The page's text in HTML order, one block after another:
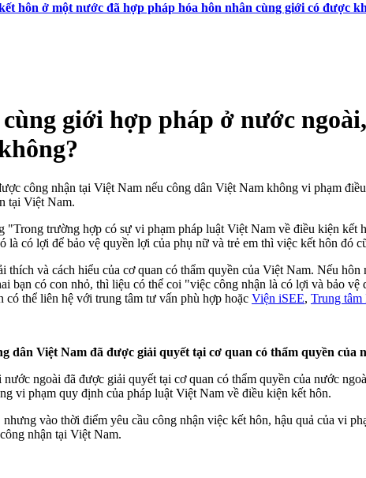
hôn ở một nước đã hợp pháp hóa hôn nhân cùng giới có được
giới hợp pháp ở nước
công nhận tại Việt Nam nếu công dân Việt Nam không vi phạm
tại Việt Nam.
trường hợp có sự vi phạm pháp luật Việt Nam về điều kiện kết
là có lợi để bảo vệ quyền lợi của phụ nữ và trẻ em thì việc kết hôn đó
và cách hiểu của cơ quan có thẩm quyền của Việt Nam. Nếu
bạn có con nhỏ, thì liệu có thể coi "việc công nhận là có lợi và bảo
thể liên hệ với trung tâm tư vấn phù hợp hoặc Viện iSEE, Trung tâm
dân Việt Nam đã được giải quyết tại cơ quan có thẩm quyền của
ngoài đã được giải quyết tại cơ quan có thẩm quyền của nước
vi phạm quy định của pháp luật Việt Nam về điều kiện kết hôn.
vào thời điểm yêu cầu công nhận việc kết hôn, hậu quả của vi
nhận tại Việt Nam.